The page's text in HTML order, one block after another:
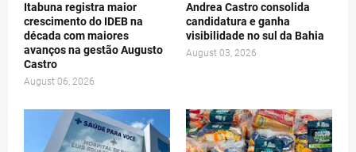
Itabuna registra maior
crescimento do IDEB na
década com maiores
avanços na gestão Augusto
Castro
August 06, 2026
Andrea Castro consolida
candidatura e ganha
visibilidade no sul da Bahia
August 03, 2026